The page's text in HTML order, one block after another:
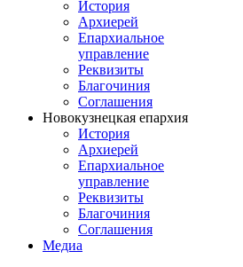
История
Архиерей
Епархиальное
управление
Реквизиты
Благочиния
Соглашения
Новокузнецкая епархия
История
Архиерей
Епархиальное
управление
Реквизиты
Благочиния
Соглашения
Медиа